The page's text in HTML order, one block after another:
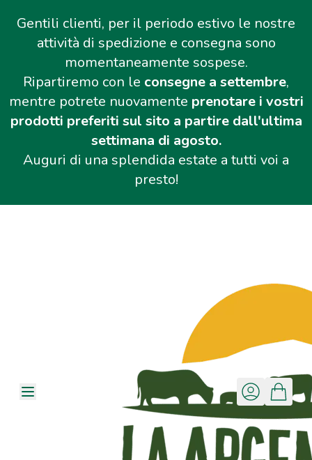
Gentili clienti, per il periodo estivo le nostre
attività di spedizione e consegna sono
momentaneamente sospese.
Ripartiremo con le consegne a settembre,
mentre potrete nuovamente prenotare i vostri
prodotti preferiti sul sito a partire dall'ultima
settimana di agosto.
Auguri di una splendida estate a tutti voi a
presto!